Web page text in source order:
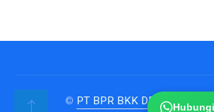
© PT BPR BKK DEMAK